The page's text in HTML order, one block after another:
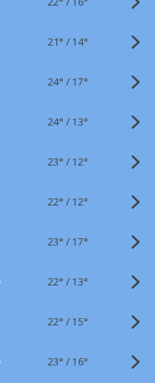
21° / 14°
24° / 17°
24° / 13°
23° / 12°
22° / 12°
23° / 17°
22° / 13°
22° / 15°
23° / 16°